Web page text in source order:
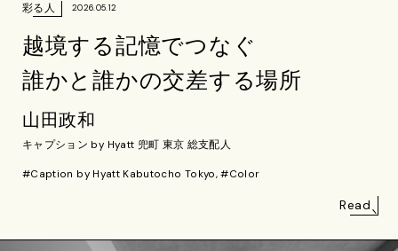
彩る人 2026.05.12
越境する記憶でつなぐ
誰かと誰かの交差する場所
山田政和
キャプション by Hyatt 兜町 東京 総支配人
#Caption by Hyatt Kabutocho Tokyo, #Color
Read